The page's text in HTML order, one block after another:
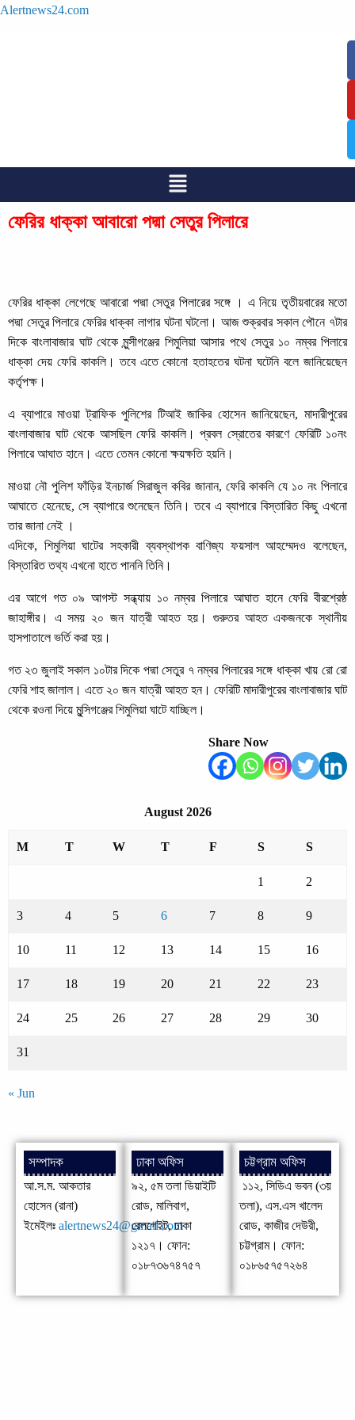
Alertnews24.com
ফেরির ধাক্কা আবারো পদ্মা সেতুর পিলারে
ফেরির ধাক্কা লেগেছে আবারো পদ্মা সেতুর পিলারের সঙ্গে । এ নিয়ে তৃতীয়বারের মতো
পদ্মা সেতুর পিলারে ফেরির ধাক্কা লাগার ঘটনা ঘটলো। আজ শুক্রবার সকাল পৌনে ৭টার
দিকে বাংলাবাজার ঘাট থেকে মুন্সীগঞ্জের শিমুলিয়া আসার পথে সেতুর ১০ নম্বর পিলারে
ধাক্কা দেয় ফেরি কাকলি। তবে এতে কোনো হতাহতের ঘটনা ঘটেনি বলে জানিয়েছেন
কর্তৃপক্ষ।
এ ব্যাপারে মাওয়া ট্রাফিক পুলিশের টিআই জাকির হোসেন জানিয়েছেন, মাদারীপুরের
বাংলাবাজার ঘাট থেকে আসছিল ফেরি কাকলি। প্রবল স্রোতের কারণে ফেরিটি ১০নং
পিলারে আঘাত হানে। এতে তেমন কোনো ক্ষয়ক্ষতি হয়নি।
মাওয়া নৌ পুলিশ ফাঁড়ির ইনচার্জ সিরাজুল কবির জানান, ফেরি কাকলি যে ১০ নং পিলারে
আঘাতে হেনেছে, সে ব্যাপারে শুনেছেন তিনি। তবে এ ব্যাপারে বিস্তারিত কিছু এখনো
তার জানা নেই ।
এদিকে, শিমুলিয়া ঘাটের সহকারী ব্যবস্থাপক বাণিজ্য ফয়সাল আহম্মেদও বলেছেন,
বিস্তারিত তথ্য এখনো হাতে পাননি তিনি।
এর আগে গত ০৯ আগস্ট সন্ধ্যায় ১০ নম্বর পিলারে আঘাত হানে ফেরি বীরশ্রেষ্ঠ
জাহাঙ্গীর। এ সময় ২০ জন যাত্রী আহত হয়। গুরুতর আহত একজনকে স্থানীয়
হাসপাতালে ভর্তি করা হয়।
গত ২৩ জুলাই সকাল ১০টার দিকে পদ্মা সেতুর ৭ নম্বর পিলারের সঙ্গে ধাক্কা খায় রো রো
ফেরি শাহ জালাল। এতে ২০ জন যাত্রী আহত হন। ফেরিটি মাদারীপুরের বাংলাবাজার ঘাট
থেকে রওনা দিয়ে মুন্সিগঞ্জের শিমুলিয়া ঘাটে যাচ্ছিল।
Share Now
August 2026
M T W T F S S
1 2
3 4 5 6 7 8 9
10 11 12 13 14 15 16
17 18 19 20 21 22 23
24 25 26 27 28 29 30
31
« Jun
সম্পাদক
আ.স.ম. আকতার
হোসেন (রানা)
ইমেইলঃ alertnews24@gmail.com
ঢাকা অফিস
৯২, ৫ম তলা ডিয়াইটি
রোড, মালিবাগ,
রেলগেইট, ঢাকা
১২১৭। ফোন:
০১৮৭৩৬৭৪৭৫৭
চট্টগ্রাম অফিস
১১২, সিডিএ ভবন (৩য়
তলা), এস.এস খালেদ
রোড, কাজীর দেউরী,
চট্টগ্রাম। ফোন:
০১৮৬৫৭৫৭২৬৪